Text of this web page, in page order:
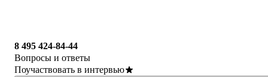
8 495 424-84-44
Вопросы и ответы
Поучаствовать в интервью